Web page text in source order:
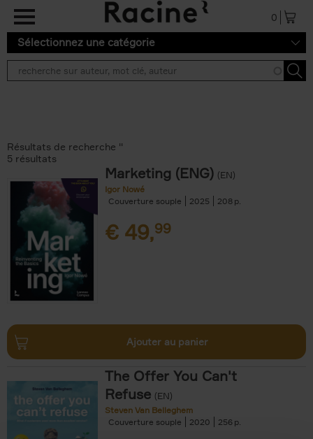
Aller au contenu principal
0
Sélectionnez une catégorie
Résultats de recherche ''
5 résultats
Marketing (ENG) (EN)
Igor Nowé
Couverture souple
2025 208
€ 49,99
Ajouter au panier
The Offer You Can't
Refuse (EN)
Steven Van Belleghem
Couverture souple
2020 256